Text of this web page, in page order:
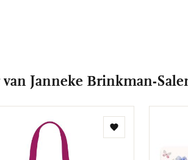
van Janneke Brinkman-
Toevoegen